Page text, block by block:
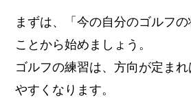
まずは、「今の自分のゴルフ
ことから始めましょう。
ゴルフの練習は、方向が定ま
やすくなります。